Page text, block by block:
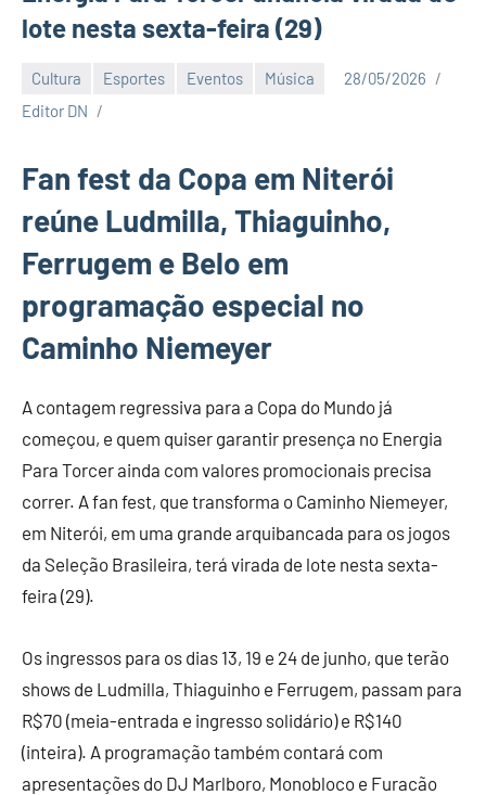
lote nesta sexta-feira (29)
Cultura Esportes Eventos Música
28/05/2026
Editor DN
Fan fest da Copa em Niterói
reúne Ludmilla, Thiaguinho,
Ferrugem e Belo em
programação especial no
Caminho Niemeyer
A contagem regressiva para a Copa do Mundo já
começou, e quem quiser garantir presença no Energia
Para Torcer ainda com valores promocionais precisa
correr. A fan fest, que transforma o Caminho Niemeyer,
em Niterói, em uma grande arquibancada para os jogos
da Seleção Brasileira, terá virada de lote nesta sexta-
feira (29).
Os ingressos para os dias 13, 19 e 24 de junho, que terão
shows de Ludmilla, Thiaguinho e Ferrugem, passam para
R$70 (meia-entrada e ingresso solidário) e R$140
(inteira). A programação também contará com
apresentações do DJ Marlboro, Monobloco e Furacão